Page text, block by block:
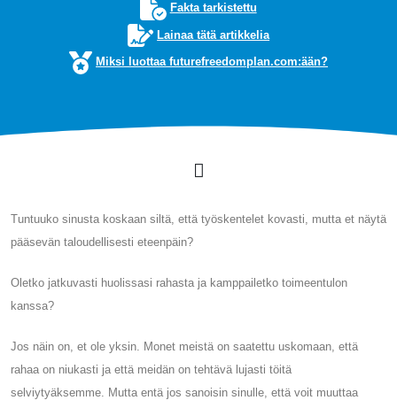
Fakta tarkistettu
Lainaa tätä artikkelia
Miksi luottaa futurefreedomplan.com:ään?
Tuntuuko sinusta koskaan siltä, ​​että työskentelet kovasti, mutta et näytä
pääsevän taloudellisesti eteenpäin?
Oletko jatkuvasti huolissasi rahasta ja kamppailetko toimeentulon
kanssa?
Jos näin on, et ole yksin. Monet meistä on saatettu uskomaan, että
rahaa on niukasti ja että meidän on tehtävä lujasti töitä
selviytyäksemme. Mutta entä jos sanoisin sinulle, että voit muuttaa